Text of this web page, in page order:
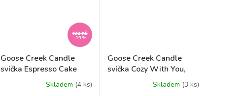
198 KČ
–19 %
Goose Creek Candle
svíčka Espresso Cake
Pop, 198 g SLEVA - 2
Skladem (4 ks)
Goose Creek Candle
svíčka Cozy With You,
Skladem (3 ks)